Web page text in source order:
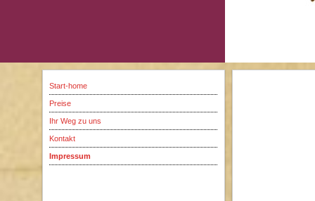
Start-home
Preise
Ihr Weg zu uns
Kontakt
Impressum